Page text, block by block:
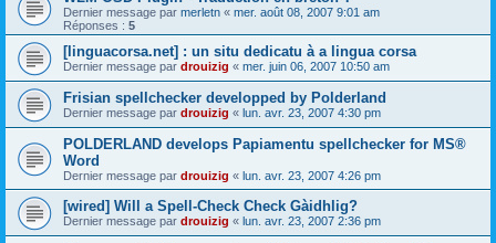
Dernier message par merletn « mer. août 08, 2007 9:01 am
Réponses : 5
[linguacorsa.net] : un situ dedicatu à a lingua corsa
Dernier message par drouizig « mer. juin 06, 2007 10:50 am
Frisian spellchecker developped by Polderland
Dernier message par drouizig « lun. avr. 23, 2007 4:30 pm
POLDERLAND develops Papiamentu spellchecker for MS®
Word
Dernier message par drouizig « lun. avr. 23, 2007 4:26 pm
[wired] Will a Spell-Check Check Gàidhlig?
Dernier message par drouizig « lun. avr. 23, 2007 2:36 pm